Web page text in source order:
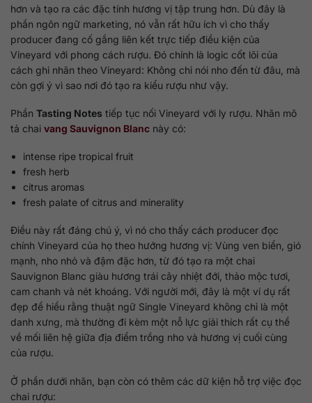
hơn và tạo ra các đặc tính hương vị tập trung hơn. Dù đây là
phần ngôn ngữ marketing, nó vẫn rất hữu ích vì cho thấy
producer đang cố gắng liên kết trực tiếp điều kiện của
Vineyard với phong cách rượu. Đó chính là logic cốt lõi của
cách ghi nhãn theo Vineyard: Không chỉ nói nho đến từ đâu, mà
còn gợi ý vì sao nơi đó tạo ra kiểu rượu như vậy.
Phần Tasting Notes tiếp tục nối Vineyard với ly rượu. Nhãn mô
tả chai vang Sauvignon Blanc này có:
intense ripe tropical fruit
fresh herb
citrus aromas
fresh palate of citrus and minerality
Điều này rất đáng chú ý, vì nó cho thấy cách producer đọc
chính Vineyard của họ theo hướng hương vị: Vùng ven biển, gió
mạnh, nho nhỏ và đậm đặc hơn, từ đó tạo ra một chai
Sauvignon Blanc giàu hương trái cây nhiệt đới, thảo mộc tươi,
cam chanh và nét khoáng. Với người mới, đây là một ví dụ rất
đẹp để hiểu rằng thuật ngữ Single Vineyard không chỉ là một
danh xưng, mà thường đi kèm một nỗ lực giải thích rất cụ thể
về mối liên hệ giữa địa điểm trồng nho và hương vị cuối cùng
của rượu.
Ở phần dưới nhãn, bạn còn có thêm các dữ kiện hỗ trợ việc đọc
chai rượu: